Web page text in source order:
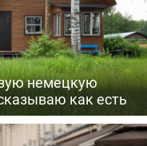
немецкую
как есть